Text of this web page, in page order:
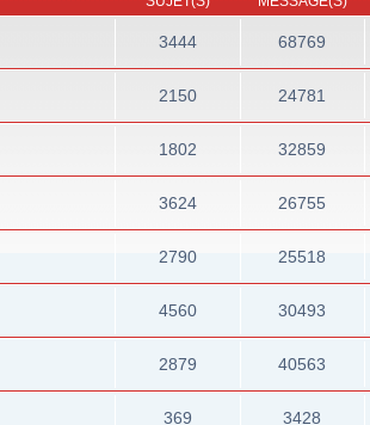
3444 68769
2150 24781
1802 32859
3624 26755
2790 25518
4560 30493
2879 40563
369 3428